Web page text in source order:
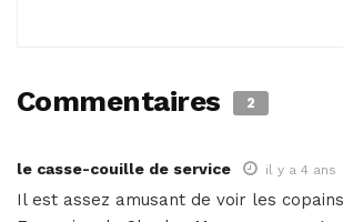
Commentaires 2
le casse-couille de service il y a 4 ans
Il est assez amusant de voir les